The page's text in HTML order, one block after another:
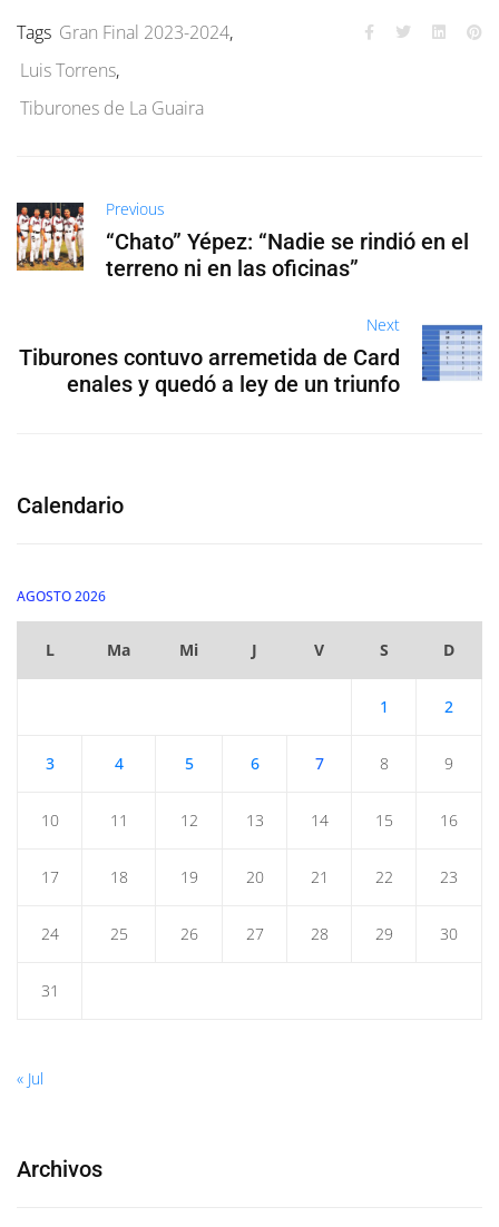
Tags Gran Final 2023-2024,
Luis Torrens,
Tiburones de La Guaira
Previous
“Chato” Yépez: “Nadie se rindió en el
terreno ni en las oficinas”
Next
Tiburones contuvo arremetida de Card
enales y quedó a ley de un triunfo
Calendario
AGOSTO 2026
L Ma Mi J V S D
1 2
3 4 5 6 7 8 9
10 11 12 13 14 15 16
17 18 19 20 21 22 23
24 25 26 27 28 29 30
31
« Jul
Archivos